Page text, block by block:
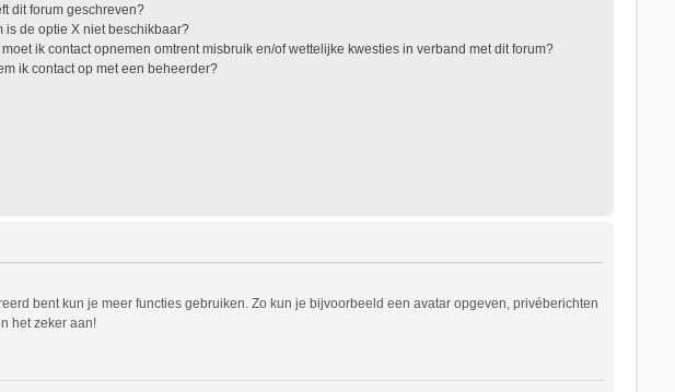
dit forum geschreven?
is de optie X niet beschikbaar?
moet ik contact opnemen omtrent misbruik en/of wettelijke kwesties in verband met dit forum?
ik contact op met een beheerder?
bent kun je meer functies gebruiken. Zo kun je bijvoorbeeld een avatar opgeven, privéberichten
het zeker aan!